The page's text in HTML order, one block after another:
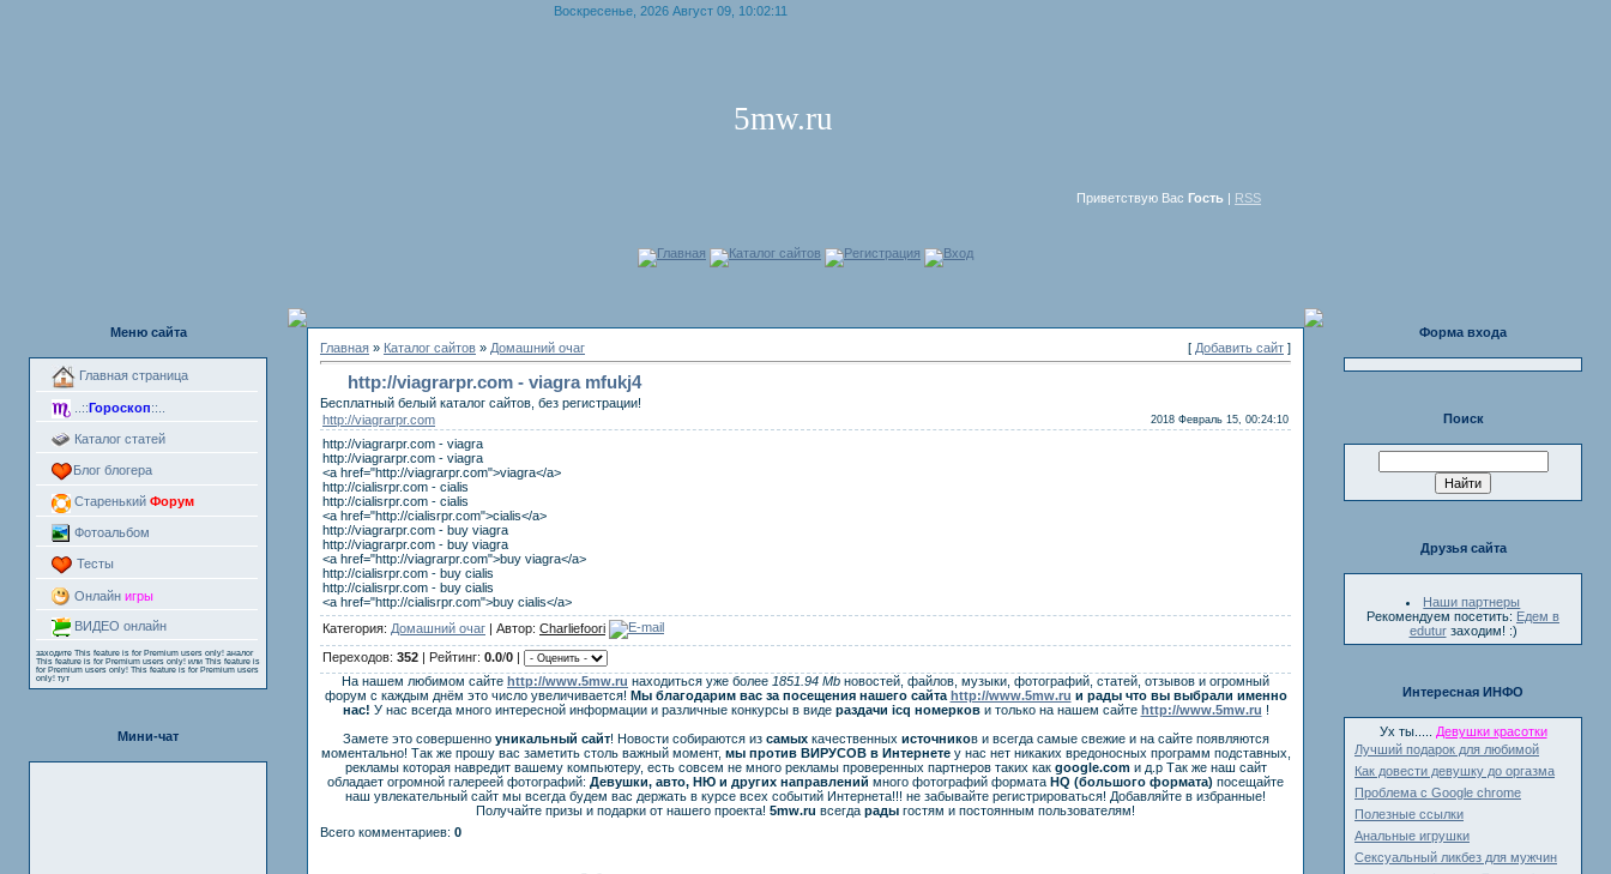
Воскресенье, 2026 Август 09, 10:02:11
5mw.ru
Приветствую Вас Гость | RSS
Главная Каталог сайтов Регистрация Вход
Меню сайта
Главная страница
..:: Гороскоп::..
Каталог статей
Блог блогера
Старенький Форум
Фотоальбом
Тесты
Онлайн игры
ВИДЕО онлайн
заходите This feature is for Premium users only! аналог
This feature is for Premium users only! или This feature is
for Premium users only! This feature is for Premium users
only! тут
Мини-чат
Главная » Каталог сайтов » Домашний очаг [ Добавить сайт ]
http://viagrarpr.com - viagra mfukj4
Бесплатный белый каталог сайтов, без регистрации!
http://viagrarpr.com
2018 Февраль 15, 00:24:10
http://viagrarpr.com - viagra
http://viagrarpr.com - viagra
<a href="http://viagrarpr.com">viagra</a>
http://cialisrpr.com - cialis
http://cialisrpr.com - cialis
<a href="http://cialisrpr.com">cialis</a>
http://viagrarpr.com - buy viagra
http://viagrarpr.com - buy viagra
<a href="http://viagrarpr.com">buy viagra</a>
http://cialisrpr.com - buy cialis
http://cialisrpr.com - buy cialis
<a href="http://cialisrpr.com">buy cialis</a>
Категория: Домашний очаг | Автор: Charliefoori
Переходов: 352 | Рейтинг: 0.0/0 |
На нашем любимом сайте http://www.5mw.ru находиться уже более 1851.94 Mb новостей, файлов, музыки, фотографий, статей, отзывов и огромный
форум с каждым днём это число увеличивается! Мы благодарим вас за посещения нашего сайта http://www.5mw.ru и рады что вы выбрали именно
нас! У нас всегда много интересной информации и различные конкурсы в виде раздачи icq номеркови только на нашем сайте http://www.5mw.ru !
Замете это совершенноуникальный сайт! Новости собираются из самыхкачественных источников и всегда самые свежие и на сайте появляются
моментально! Так же прошу вас заметить столь важный момент, мы против ВИРУСОВ в Интернетеу нас нет никаких вредоносных программ подставных,
рекламы которая навредит вашему компьютеру, есть совсем не много рекламы проверенных партнеров таких как google.comи д.р Так же наш сайт
обладает огромной галереей фотографий: Девушки, авто, НЮ и других направлений много фотографий формата HQ (большого формата) посещайте
наш увлекательный сайт мы всегда будем вас держать в курсе всех событий Интернета!!! не забывайте регистрироваться! Добавляйте в избранные!
Получайте призы и подарки от нашего проекта! 5mw.ru всегда рады гостям и постоянным пользователям!
Всего комментариев: 0
Форма входа
Поиск
Друзья сайта
Наши партнеры
Рекомендуем посетить: Едем в
eduturзаходим! :)
Интересная ИНФО
Ух ты.....
Девушки красотки
Лучший подарок для любимой
Как довести девушку до оргазма
Проблема с Google chrome
Полезные ссылки
Анальные игрушки
Сексуальный ликбез для мужчин